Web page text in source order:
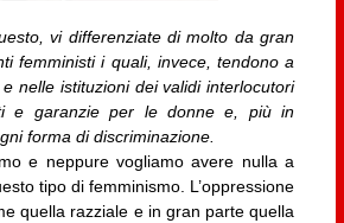
vi differenziate di molto da gran
femministi i quali, invece, tendono a
nelle istituzioni dei validi interlocutori
e garanzie per le donne e, più in
forma di discriminazione.
e neppure vogliamo avere nulla a
tipo di femminismo. L’oppressione
quella razziale e in gran parte quella